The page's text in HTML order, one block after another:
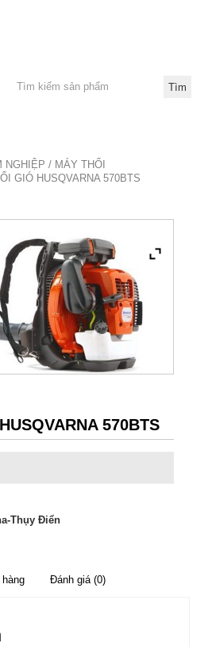
NGHIỆP / MÁY THỔI
GIÓ HUSQVARNA 570BTS
570BTS
Thụy Điển
Đánh giá (0)